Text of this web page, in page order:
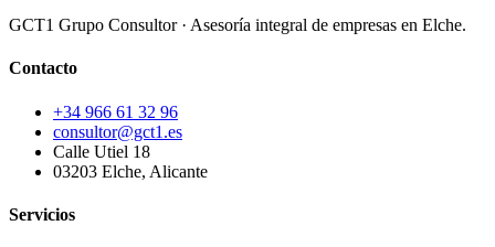
GCT1 Grupo Consultor · Asesoría integral de empresas en Elche.
Contacto
+34 966 61 32 96
consultor@gct1.es
Calle Utiel 18
03203 Elche, Alicante
Servicios